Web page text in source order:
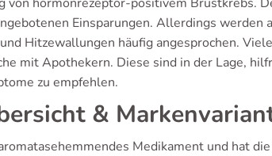
Einsparungen. Allerdings werden
Hitzewallungen häufig angesprochen.
mit Apothekern. Diese sind in der Lage,
zu empfehlen.
&
Medikament und hat